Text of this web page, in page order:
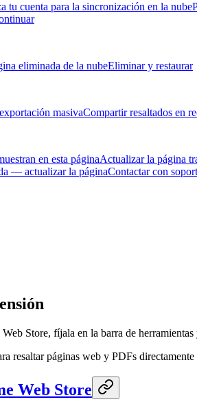
tu cuenta para la sincronización en la nube
eliminada de la nubeEliminar y restaurar
masivaCompartir resaltados en
en esta páginaActualizar la página
— actualizar la páginaContactar con
Store, fíjala en la barra de
resaltar páginas web y PDFs directamente
Web Store